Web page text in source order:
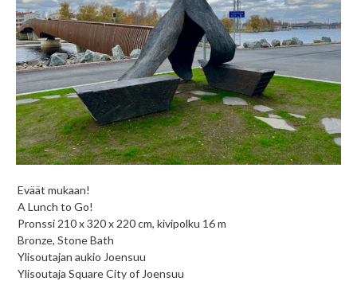
Eväät mukaan!
A Lunch to Go!
Pronssi 210 x 320 x 220 cm, kivipolku 16 m
Bronze, Stone Bath
Ylisoutajan aukio Joensuu
Ylisoutaja Square City of Joensuu